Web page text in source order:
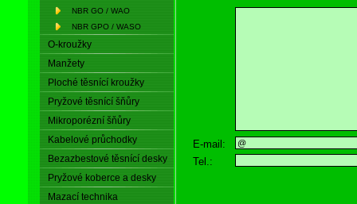
NBR GO / WAO
NBR GPO / WASO
O-kroužky
Manžety
Ploché těsnící kroužky
Pryžové těsnící šňůry
Mikroporézní šňůry
Kabelové průchodky
Bezazbestové těsnící desky
Pryžové koberce a desky
Mazací technika
E-mail:
Tel.: